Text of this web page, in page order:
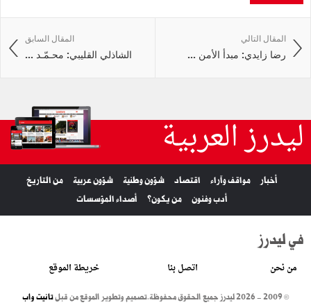
المقال السابق
الشاذلي القليبي: محـمّـد ...
المقال التالي
رضا زايدي: مبدأ الأمن ...
ليدرز العربية
أخبار مواقف وآراء اقتصاد شؤون وطنية شؤون عربية
من التاريخ
أدب وفنون
من يكون؟ أصداء المؤسسات
في ليدرز
من نحن اتصل بنا خريطة الموقع
© 2009 - 2026 ليدرز جميع الحقوق محفوظة. تصميم وتطوير الموقع من قبلتانيت واب